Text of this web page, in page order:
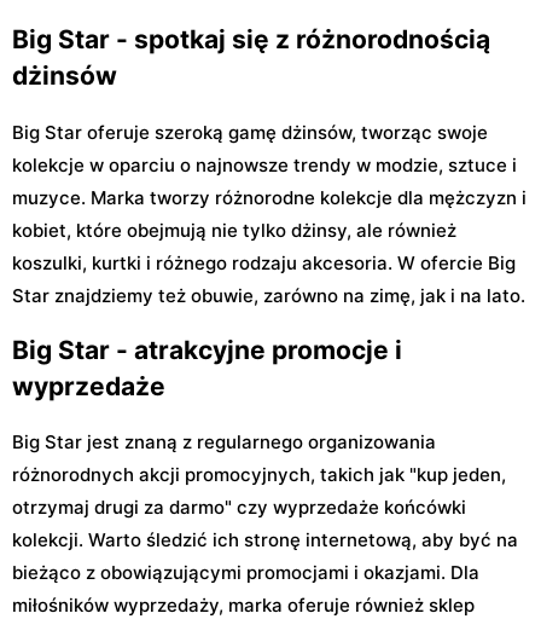
Big Star - spotkaj się z różnorodnością
dżinsów
Big Star oferuje szeroką gamę dżinsów, tworząc swoje
kolekcje w oparciu o najnowsze trendy w modzie, sztuce i
muzyce. Marka tworzy różnorodne kolekcje dla mężczyzn i
kobiet, które obejmują nie tylko dżinsy, ale również
koszulki, kurtki i różnego rodzaju akcesoria. W ofercie Big
Star znajdziemy też obuwie, zarówno na zimę, jak i na lato.
Big Star - atrakcyjne promocje i
wyprzedaże
Big Star jest znaną z regularnego organizowania
różnorodnych akcji promocyjnych, takich jak "kup jeden,
otrzymaj drugi za darmo" czy wyprzedaże końcówki
kolekcji. Warto śledzić ich stronę internetową, aby być na
bieżąco z obowiązującymi promocjami i okazjami. Dla
miłośników wyprzedaży, marka oferuje również sklep